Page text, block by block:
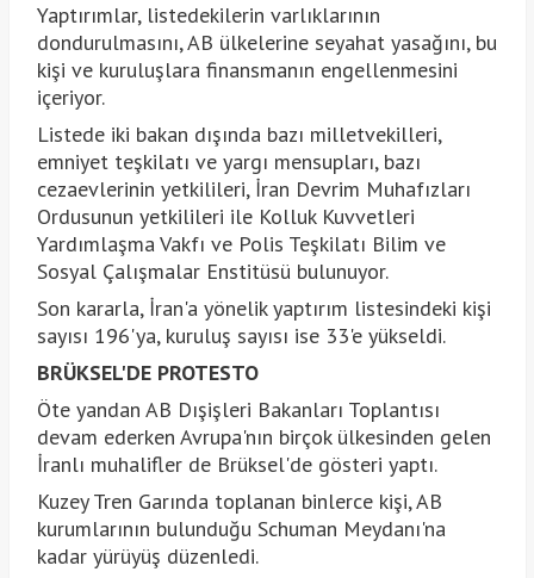
Yaptırımlar, listedekilerin varlıklarının
dondurulmasını, AB ülkelerine seyahat yasağını, bu
kişi ve kuruluşlara finansmanın engellenmesini
içeriyor.
Listede iki bakan dışında bazı milletvekilleri,
emniyet teşkilatı ve yargı mensupları, bazı
cezaevlerinin yetkilileri, İran Devrim Muhafızları
Ordusunun yetkilileri ile Kolluk Kuvvetleri
Yardımlaşma Vakfı ve Polis Teşkilatı Bilim ve
Sosyal Çalışmalar Enstitüsü bulunuyor.
Son kararla, İran'a yönelik yaptırım listesindeki kişi
sayısı 196'ya, kuruluş sayısı ise 33'e yükseldi.
BRÜKSEL'DE PROTESTO
Öte yandan AB Dışişleri Bakanları Toplantısı
devam ederken Avrupa'nın birçok ülkesinden gelen
İranlı muhalifler de Brüksel'de gösteri yaptı.
Kuzey Tren Garında toplanan binlerce kişi, AB
kurumlarının bulunduğu Schuman Meydanı'na
kadar yürüyüş düzenledi.